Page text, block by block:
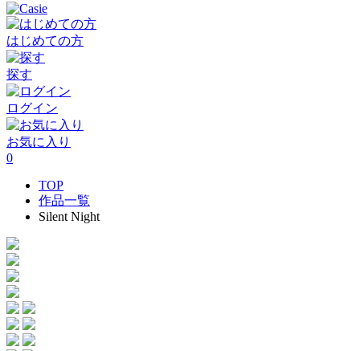
はじめての方
探す
ログイン
お気に入り
0
TOP
作品一覧
Silent Night